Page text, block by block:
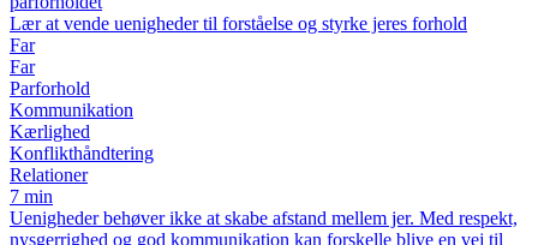
Lær at vende uenigheder til forståelse og styrke jeres forhold
Far
Far
Parforhold
Kommunikation
Kærlighed
Konflikthåndtering
Relationer
7 min
Uenigheder behøver ikke at skabe afstand mellem jer. Med respekt,
nysgerrighed og god kommunikation kan forskelle blive en vej til